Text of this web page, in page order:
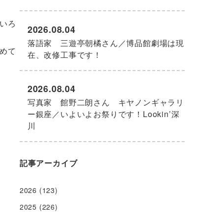
ろ
て
落語家 三遊亭朝橘さん／博品館劇場は現
在、改修工事です！
2026.08.04
写真家 館野二朗さん キヤノンギャラリ
ー銀座／いよいよお祭りです！Lookin’深
川
2026.08.04
記事アーカイブ
2026 (123)
2025 (226)